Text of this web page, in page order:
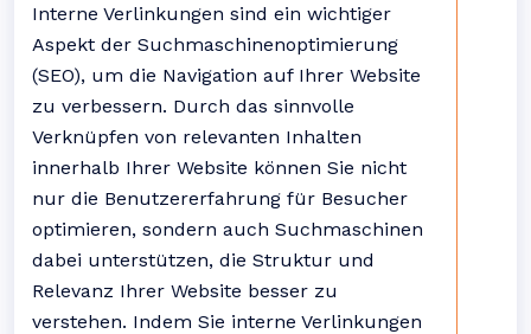
Interne Verlinkungen sind ein wichtiger
Aspekt der Suchmaschinenoptimierung
(SEO), um die Navigation auf Ihrer Website
zu verbessern. Durch das sinnvolle
Verknüpfen von relevanten Inhalten
innerhalb Ihrer Website können Sie nicht
nur die Benutzererfahrung für Besucher
optimieren, sondern auch Suchmaschinen
dabei unterstützen, die Struktur und
Relevanz Ihrer Website besser zu
verstehen. Indem Sie interne Verlinkungen